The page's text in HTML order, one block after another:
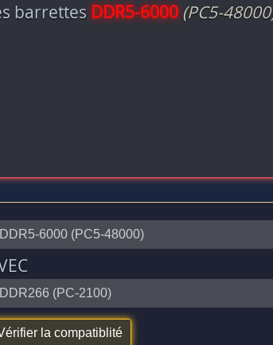
barrettes DDR5-6000 (PC5-